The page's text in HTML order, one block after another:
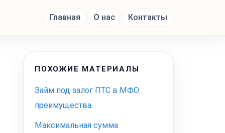
Главная О нас Контакты
ПОХОЖИЕ МАТЕРИАЛЫ
Займ под залог ПТС в МФО:
преимущества
Максимальная сумма